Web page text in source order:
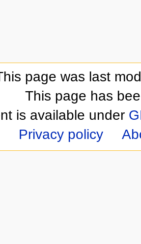
page was last
This page has
is available under
Privacy policy